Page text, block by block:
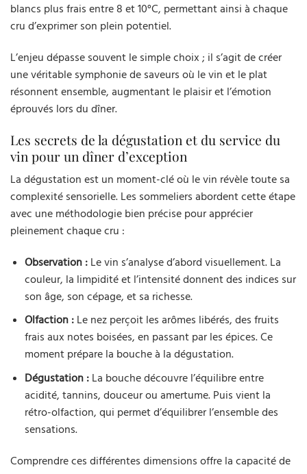
blancs plus frais entre 8 et 10°C, permettant ainsi à chaque
cru d’exprimer son plein potentiel.
L’enjeu dépasse souvent le simple choix ; il s’agit de créer
une véritable symphonie de saveurs où le vin et le plat
résonnent ensemble, augmentant le plaisir et l’émotion
éprouvés lors du dîner.
Les secrets de la dégustation et du service du
vin pour un dîner d’exception
La dégustation est un moment-clé où le vin révèle toute sa
complexité sensorielle. Les sommeliers abordent cette étape
avec une méthodologie bien précise pour apprécier
pleinement chaque cru :
Observation :Le vin s’analyse d’abord visuellement. La
couleur, la limpidité et l’intensité donnent des indices sur
son âge, son cépage, et sa richesse.
Olfaction :Le nez perçoit les arômes libérés, des fruits
frais aux notes boisées, en passant par les épices. Ce
moment prépare la bouche à la dégustation.
Dégustation :La bouche découvre l’équilibre entre
acidité, tannins, douceur ou amertume. Puis vient la
rétro-olfaction, qui permet d’équilibrer l’ensemble des
sensations.
Comprendre ces différentes dimensions offre la capacité de